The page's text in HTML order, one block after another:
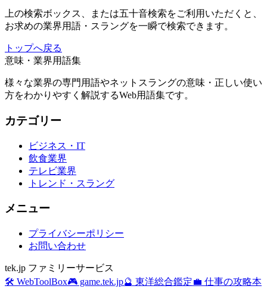
上の検索ボックス、または五十音検索をご利用いただくと、
お求めの業界用語・スラングを一瞬で検索できます。
トップへ戻る
意味・業界用語集
様々な業界の専門用語やネットスラングの意味・正しい使い
方をわかりやすく解説するWeb用語集です。
カテゴリー
ビジネス・IT
飲食業界
テレビ業界
トレンド・スラング
メニュー
プライバシーポリシー
お問い合わせ
tek.jp ファミリーサービス
🛠️ WebToolBox🎮 game.tek.jp🔮 東洋総合鑑定💼 仕事の攻略本